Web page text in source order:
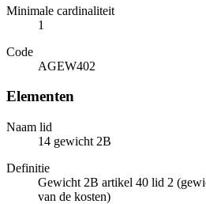
Minimale cardinaliteit
1
Code
AGEW402
Elementen
Naam lid
14 gewicht 2B
Definitie
Gewicht 2B artikel 40 lid 2
van de kosten)